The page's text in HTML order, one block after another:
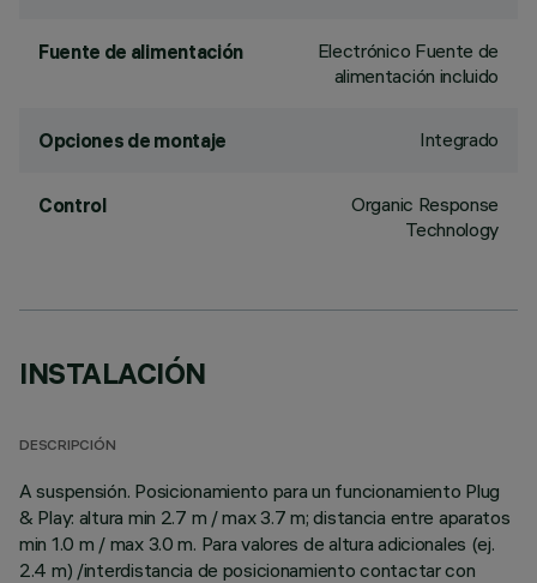
Fuente de alimentación
Electrónico Fuente de
alimentación incluido
Opciones de montaje Integrado
Control
Organic Response
Technology
INSTALACIÓN
DESCRIPCIÓN
A suspensión. Posicionamiento para un funcionamiento Plug
& Play: altura min 2.7 m / max 3.7 m; distancia entre aparatos
min 1.0 m / max 3.0 m. Para valores de altura adicionales (ej.
2.4 m) /interdistancia de posicionamiento contactar con